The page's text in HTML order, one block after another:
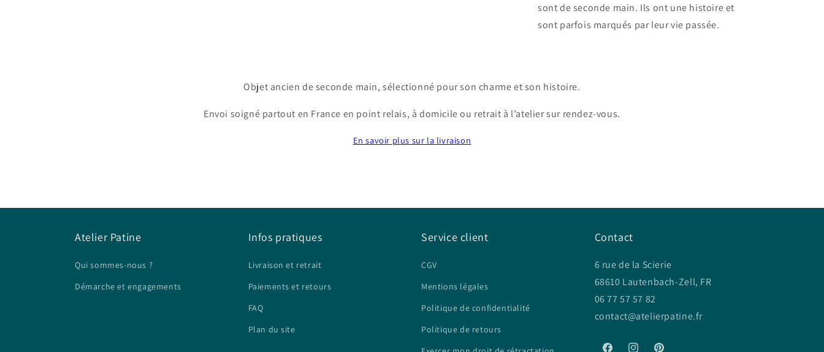
sont de seconde main. Ils ont une histoire et
sont parfois marqués par leur vie passée.
Objet ancien de seconde main, sélectionné pour son charme et son histoire.
Envoi soigné partout en France en point relais, à domicile ou retrait à l’atelier sur rendez-vous.
En savoir plus sur la livraison
Atelier Patine
Qui sommes-nous ?
Démarche et engagements
Infos pratiques
Livraison et retrait
Paiements et retours
FAQ
Plan du site
Service client
CGV
Mentions légales
Politique de confidentialité
Politique de retours
Contact
6 rue de la Scierie
68610 Lautenbach-Zell, FR
06 77 57 57 82
contact@atelierpatine.fr